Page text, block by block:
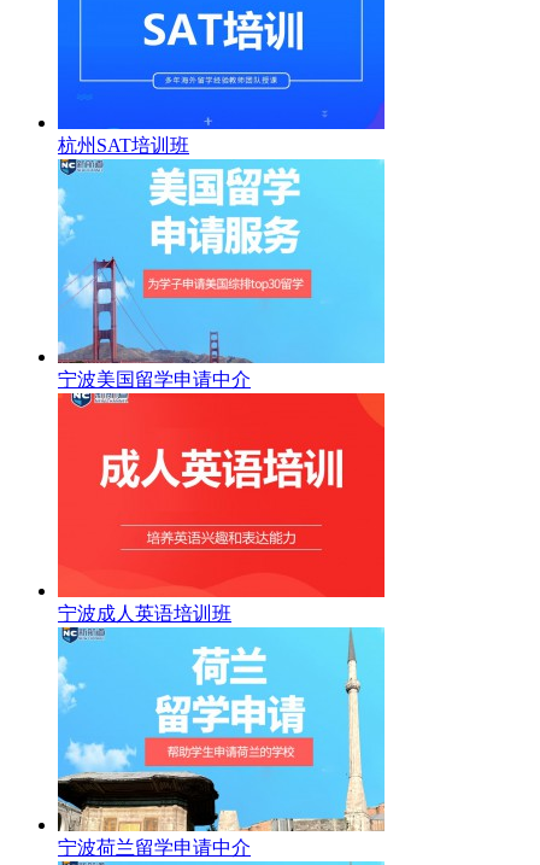
杭州SAT培训班
宁波美国留学申请中介
宁波成人英语培训班
宁波荷兰留学申请中介